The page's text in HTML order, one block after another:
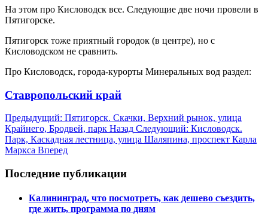
На этом про Кисловодск все. Следующие две ночи провели в
Пятигорске.
Пятигорск тоже приятный городок (в центре), но с
Кисловодском не сравнить.
Про Кисловодск, города-курорты Минеральных вод раздел:
Ставропольский край
Предыдущий: Пятигорск. Скачки, Верхний рынок, улица
Крайнего, Бродвей, парк Назад Следующий: Кисловодск.
Парк, Каскадная лестница, улица Шаляпина, проспект Карла
Маркса Вперед
Последние публикации
Калининград, что посмотреть, как дешево съездить,
где жить, программа по дням